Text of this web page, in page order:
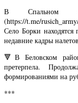
В Спальном
(https://t.me/
Село Борки
недавние кадры
🔻В Беловском
претерпела.
формированиями на
***